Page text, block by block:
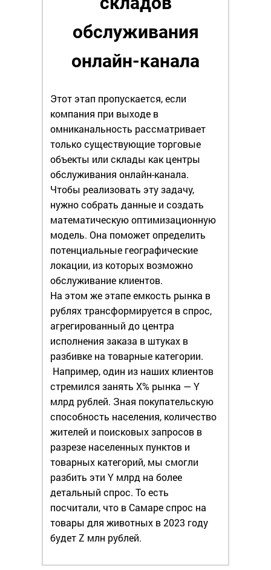
обслуживания
онлайн-канала
Этот этап пропускается, если
компания при выходе в
омниканальность рассматривает
только существующие торговые
объекты или склады как центры
обслуживания онлайн-канала.
Чтобы реализовать эту задачу,
нужно собрать данные и создать
математическую оптимизационную
модель. Она поможет определить
потенциальные географические
локации, из которых возможно
обслуживание клиентов.
На этом же этапе емкость рынка в
рублях трансформируется в спрос,
агрегированный до центра
исполнения заказа в штуках в
разбивке на товарные категории.
Например, один из наших клиентов
стремился занять Х% рынка — Y
млрд рублей. Зная покупательскую
способность населения, количество
жителей и поисковых запросов в
разрезе населенных пунктов и
товарных категорий, мы смогли
разбить эти Y млрд на более
детальный спрос. То есть
посчитали, что в Самаре спрос на
товары для животных в 2023 году
будет Z млн рублей.